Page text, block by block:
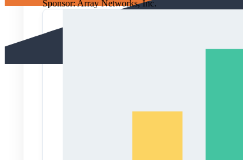
Sponsor: Array Networks, Inc.